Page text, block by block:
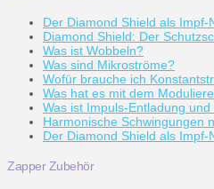
Der Diamond Shield als
Diamond Shield: Der
Was ist Wobbeln?
Was sind Mikroströme?
Wofür brauche ich
Was hat es mit dem
Was ist Impuls-Entladung
Harmonische Schwingungen
Der Diamond Shield als
Zapper Zubehör